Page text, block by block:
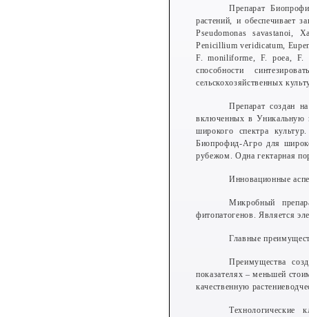
Препарат
растений, и обеспечивает
Pseudomonas savastanoi,
Penicillium veridicatum,
F. moniliforme, F. poea, F.
способности
сельскохозяйственных
Препарат создан
включенных в Уникальную
широкого спектра
Биопрофид-Агро для
рубежом. Одна гектарная
Инновационные
Микробный
фитопатогенов. Является
Главные
Преимущества
показателях ‒ меньшей
качественную
Технологические